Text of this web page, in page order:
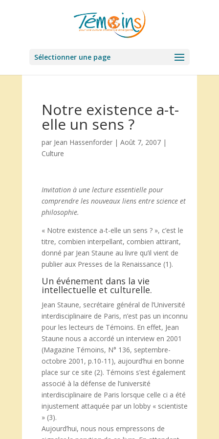
Sélectionner une page
Notre existence a-t-
elle un sens ?
par Jean Hassenforder| Août 7, 2007|
Culture
Invitation à une lecture essentielle pour
comprendre les nouveaux liens entre science et
philosophie.
« Notre existence a-t-elle un sens ? », c’est le
titre, combien interpellant, combien attirant,
donné par Jean Staune au livre qu’il vient de
publier aux Presses de la Renaissance (1).
Un événement dans la vie
intellectuelle et culturelle.
Jean Staune, secrétaire général de l’Université
interdisciplinaire de Paris, n’est pas un inconnu
pour les lecteurs de Témoins. En effet, Jean
Staune nous a accordé un interview en 2001
(Magazine Témoins, N° 136, septembre-
octobre 2001, p.10-11), aujourd’hui en bonne
place sur ce site (2). Témoins s’est également
associé à la défense de l’université
interdisciplinaire de Paris lorsque celle ci a été
injustement attaquée par un lobby « scientiste
» (3).
Aujourd’hui, nous nous empressons de